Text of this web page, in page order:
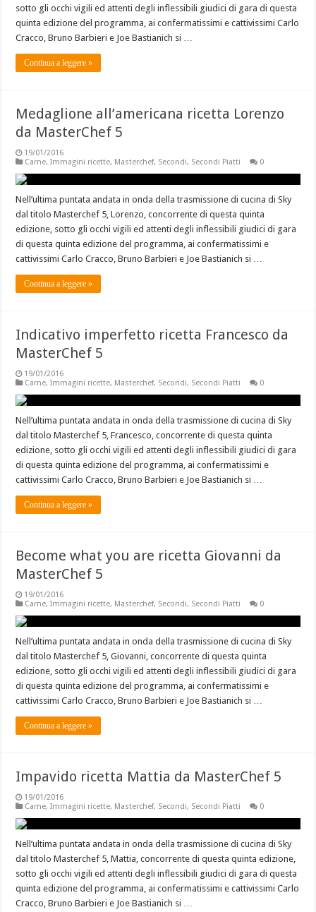
sotto gli occhi vigili ed attenti degli inflessibili giudici di gara di questa
quinta edizione del programma, ai confermatissimi e cattivissimi Carlo
Cracco, Bruno Barbieri e Joe Bastianich si …
Continua a leggere »
Medaglione all’americana ricetta Lorenzo
da MasterChef 5
19/01/2016
Carne,Immagini ricette, Masterchef, Secondi, Secondi Piatti 0
Nell’ultima puntata andata in onda della trasmissione di cucina di Sky
dal titolo Masterchef 5, Lorenzo, concorrente di questa quinta
edizione, sotto gli occhi vigili ed attenti degli inflessibili giudici di gara
di questa quinta edizione del programma, ai confermatissimi e
cattivissimi Carlo Cracco, Bruno Barbieri e Joe Bastianich si …
Continua a leggere »
Indicativo imperfetto ricetta Francesco da
MasterChef 5
19/01/2016
Carne,Immagini ricette, Masterchef, Secondi, Secondi Piatti 0
Nell’ultima puntata andata in onda della trasmissione di cucina di Sky
dal titolo Masterchef 5, Francesco, concorrente di questa quinta
edizione, sotto gli occhi vigili ed attenti degli inflessibili giudici di gara
di questa quinta edizione del programma, ai confermatissimi e
cattivissimi Carlo Cracco, Bruno Barbieri e Joe Bastianich si …
Continua a leggere »
Become what you are ricetta Giovanni da
MasterChef 5
19/01/2016
Carne,Immagini ricette, Masterchef, Secondi, Secondi Piatti 0
Nell’ultima puntata andata in onda della trasmissione di cucina di Sky
dal titolo Masterchef 5, Giovanni, concorrente di questa quinta
edizione, sotto gli occhi vigili ed attenti degli inflessibili giudici di gara
di questa quinta edizione del programma, ai confermatissimi e
cattivissimi Carlo Cracco, Bruno Barbieri e Joe Bastianich si …
Continua a leggere »
Impavido ricetta Mattia da MasterChef 5
19/01/2016
Carne,Immagini ricette, Masterchef, Secondi, Secondi Piatti 0
Nell’ultima puntata andata in onda della trasmissione di cucina di Sky
dal titolo Masterchef 5, Mattia, concorrente di questa quinta edizione,
sotto gli occhi vigili ed attenti degli inflessibili giudici di gara di questa
quinta edizione del programma, ai confermatissimi e cattivissimi Carlo
Cracco, Bruno Barbieri e Joe Bastianich si …